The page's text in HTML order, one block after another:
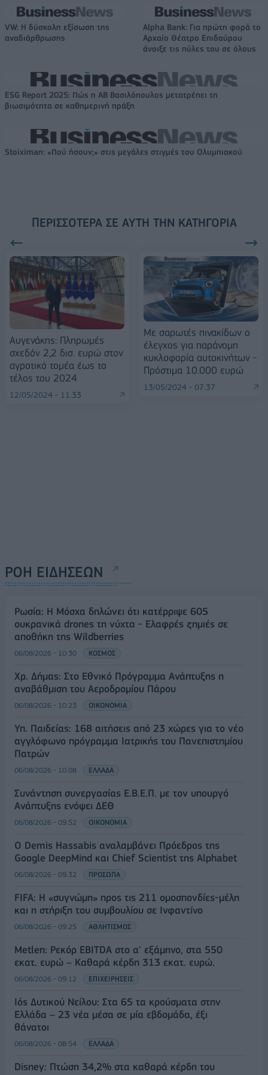
VW: Η δύσκολη εξίσωση της
αναδιάρθρωσης
Alpha Bank: Για πρώτη φορά το
Αρχαίο Θέατρο Επιδαύρου
άνοιξε τις πύλες του σε όλους
ESG Report 2025: Πώς η ΑΒ Βασιλόπουλος μετατρέπει τη
βιωσιμότητα σε καθημερινή πράξη
Stoiximan: «Πού ήσουν;» στις μεγάλες στιγμές του Ολυμπιακού
ΠΕΡΙΣΣΌΤΕΡΑ ΣΕ ΑΥΤΉ ΤΗΝ ΚΑΤΗΓΟΡΊΑ
Αυγενάκης: Πληρωμές
σχεδόν 2,2 δισ. ευρώ στον
αγροτικό τομέα έως το
τέλος του 2024
12/05/2024 - 11:33
Με σαρωτές πινακίδων ο
έλεγχος για παράνομη
κυκλοφορία αυτοκινήτων -
Πρόστιμα 10.000 ευρώ
13/05/2024 - 07:37
ΡΟΗ ΕΙΔΗΣΕΩΝ
Ρωσία: Η Μόσχα δηλώνει ότι κατέρριψε 605
ουκρανικά drones τη νύχτα - Ελαφρές ζημιές σε
αποθήκη της Wildberries
06/08/2026 - 10:30 ΚΟΣΜΟΣ
Χρ. Δήμας: Στο Εθνικό Πρόγραμμα Ανάπτυξης η
αναβάθμιση του Αεροδρομίου Πάρου
06/08/2026 - 10:23 ΟΙΚΟΝΟΜΙΑ
Υπ. Παιδείας: 168 αιτήσεις από 23 χώρες για το νέο
αγγλόφωνο πρόγραμμα Ιατρικής του Πανεπιστημίου
Πατρών
06/08/2026 - 10:08 ΕΛΛΑΔΑ
Συνάντηση συνεργασίας Ε.Β.Ε.Π. με τον υπουργό
Ανάπτυξης ενόψει ΔΕΘ
06/08/2026 - 09:52 ΟΙΚΟΝΟΜΙΑ
Ο Demis Hassabis αναλαμβάνει Πρόεδρος της
Google DeepMind και Chief Scientist της Alphabet
06/08/2026 - 09:32 ΠΡΟΣΩΠΑ
FIFA: Η «συγνώμη» προς τις 211 ομοσπονδίες-μέλη
και η στήριξη του συμβουλίου σε Ινφαντίνο
06/08/2026 - 09:25 ΑΘΛΗΤΙΣΜΟΣ
Metlen: Ρεκόρ EBITDA στο α' εξάμηνο, στα 550
εκατ. ευρώ – Καθαρά κέρδη 313 εκατ. ευρώ.
06/08/2026 - 09:12 ΕΠΙΧΕΙΡΗΣΕΙΣ
Ιός Δυτικού Νείλου: Στα 65 τα κρούσματα στην
Ελλάδα – 23 νέα μέσα σε μία εβδομάδα, έξι
θάνατοι
06/08/2026 - 08:54 ΕΛΛΑΔΑ
Disney: Πτώση 34,2% στα καθαρά κέρδη του